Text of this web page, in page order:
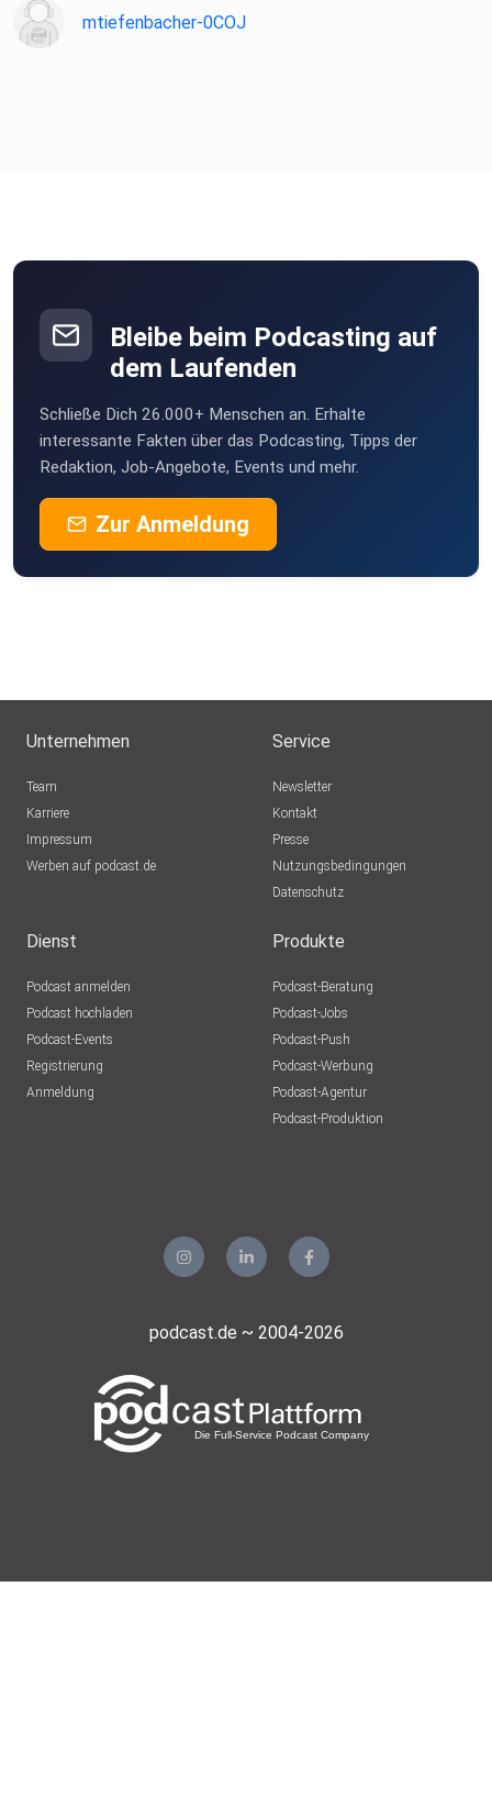
mtiefenbacher-0COJ
Bleibe beim Podcasting auf
dem Laufenden
Schließe Dich 26.000+ Menschen an. Erhalte
interessante Fakten über das Podcasting, Tipps der
Redaktion, Job-Angebote, Events und mehr.
Zur Anmeldung
Unternehmen
Team
Karriere
Impressum
Werben auf podcast.de
Service
Newsletter
Kontakt
Presse
Nutzungsbedingungen
Datenschutz
Dienst
Podcast anmelden
Podcast hochladen
Podcast-Events
Registrierung
Anmeldung
Produkte
Podcast-Beratung
Podcast-Jobs
Podcast-Push
Podcast-Werbung
Podcast-Agentur
Podcast-Produktion
podcast.de ~ 2004-2026